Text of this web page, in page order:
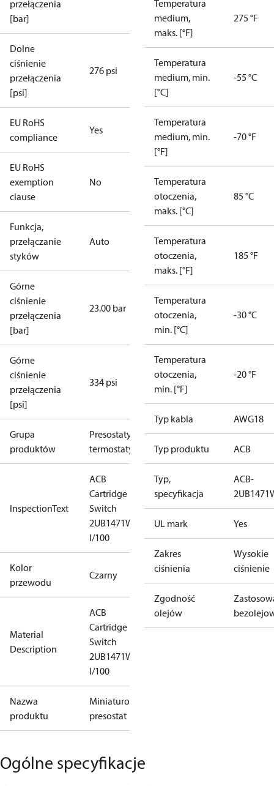
przełączenia
[bar]
Dolne
ciśnienie
przełączenia
[psi]
276 psi
EU RoHS
compliance
Yes
EU RoHS
exemption
clause
No
Funkcja,
przełączanie
styków
Auto
Górne
ciśnienie
przełączenia
[bar]
23.00 bar
Górne
ciśnienie
przełączenia
[psi]
334 psi
Grupa
produktów
Presostaty i
termostaty
InspectionText
ACB
Cartridge
Switch
2UB1471W
I/100
Kolor
przewodu
Czarny
Material
Description
ACB
Cartridge
Switch
2UB1471W
I/100
Nazwa
produktu
Miniaturowy
presostat
Temperatura
medium,
maks. [°F]
275 °F
Temperatura
medium, min.
[°C]
-55 °C
Temperatura
medium, min.
[°F]
-70 °F
Temperatura
otoczenia,
maks. [°C]
85 °C
Temperatura
otoczenia,
maks. [°F]
185 °F
Temperatura
otoczenia,
min. [°C]
-30 °C
Temperatura
otoczenia,
min. [°F]
-20 °F
Typ kabla AWG18
Typ produktu ACB
Typ,
specyfikacja
ACB-
UL mark Yes
Zakres
ciśnienia
Wysokie
ciśnienie
Zgodność
olejów
Ogólne specyfikacje